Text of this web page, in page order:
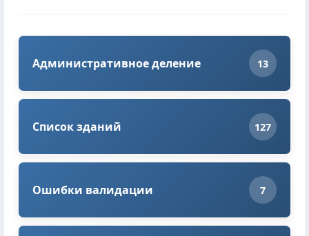
Административное деление 13
Список зданий 127
Ошибки валидации 7